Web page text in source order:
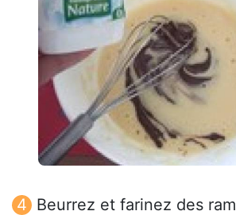
Beurrez et farinez des